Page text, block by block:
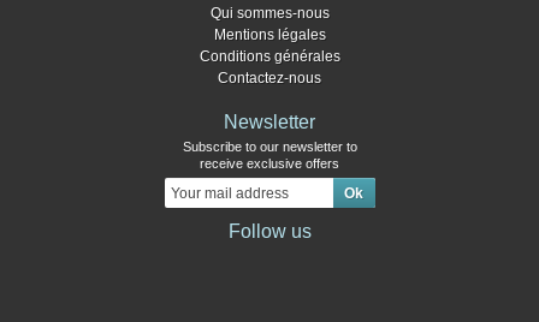
Qui sommes-nous
Mentions légales
Conditions générales
Contactez-nous
Newsletter
Subscribe to our newsletter to
receive exclusive offers
Follow us